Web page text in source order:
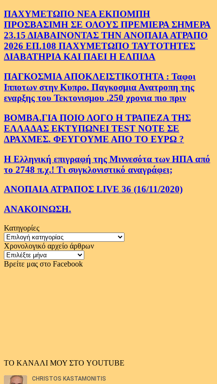
ΠΑΧΥΜΕΤΩΠΟ ΝΕΑ ΕΚΠΟΜΠΗ
ΠΡΟΣΒΑΣΙΜΗ ΣΕ ΟΛΟΥΣ ΠΡΕΜΙΕΡΑ ΣΗΜΕΡΑ
23.15 ΔΙΑΒΑΙΝΟΝΤΑΣ ΤΗΝ ΑΝΟΠΑΙΑ ΑΤΡΑΠΟ
2026 ΕΠ.108 ΠΑΧΥΜΕΤΩΠΟ ΤΑΥΤΟΤΗΤΕΣ
ΔΙΑΒΑΤΗΡΙΑ ΚΑΙ ΠΑΕΙ Η ΕΛΠΙΔΑ
ΠΑΓΚΟΣΜΙΑ ΑΠΟΚΛΕΙΣΤΙΚΟΤΗΤΑ : Ταφοι
Ιπποτων στην Κυπρο. Παγκοσμια Ανατροπη της
εναρξης του Τεκτονισμου .250 χρονια πιο πριν
ΒΟΜΒΑ.ΓΙΑ ΠΟΙΟ ΛΟΓΟ Η ΤΡΑΠΕΖΑ ΤΗΣ
ΕΛΛΑΔΑΣ ΕΚΤΥΠΩΝΕΙ TEST NOTE ΣΕ
ΔΡΑΧΜΕΣ. ΦΕΥΓΟΥΜΕ ΑΠΟ ΤΟ ΕΥΡΩ ?
Η Ελληνική επιγραφή της Μιννεσότα των ΗΠΑ από
το 2748 π.χ.! Τι συγκλονιστικό αναγράφει;
ΑΝΟΠΑΙΑ ΑΤΡΑΠΟΣ LIVE 36 (16/11/2020)
ΑΝΑΚΟΙΝΩΣΗ.
Κατηγορίες
Κατηγορίες
Χρονολογικό αρχείο άρθρων
Χρονολογικό
αρχείο
Βρείτε μας στο Facebook
ΤΟ ΚΑΝΑΛΙ ΜΟΥ ΣΤΟ YOUTUBE